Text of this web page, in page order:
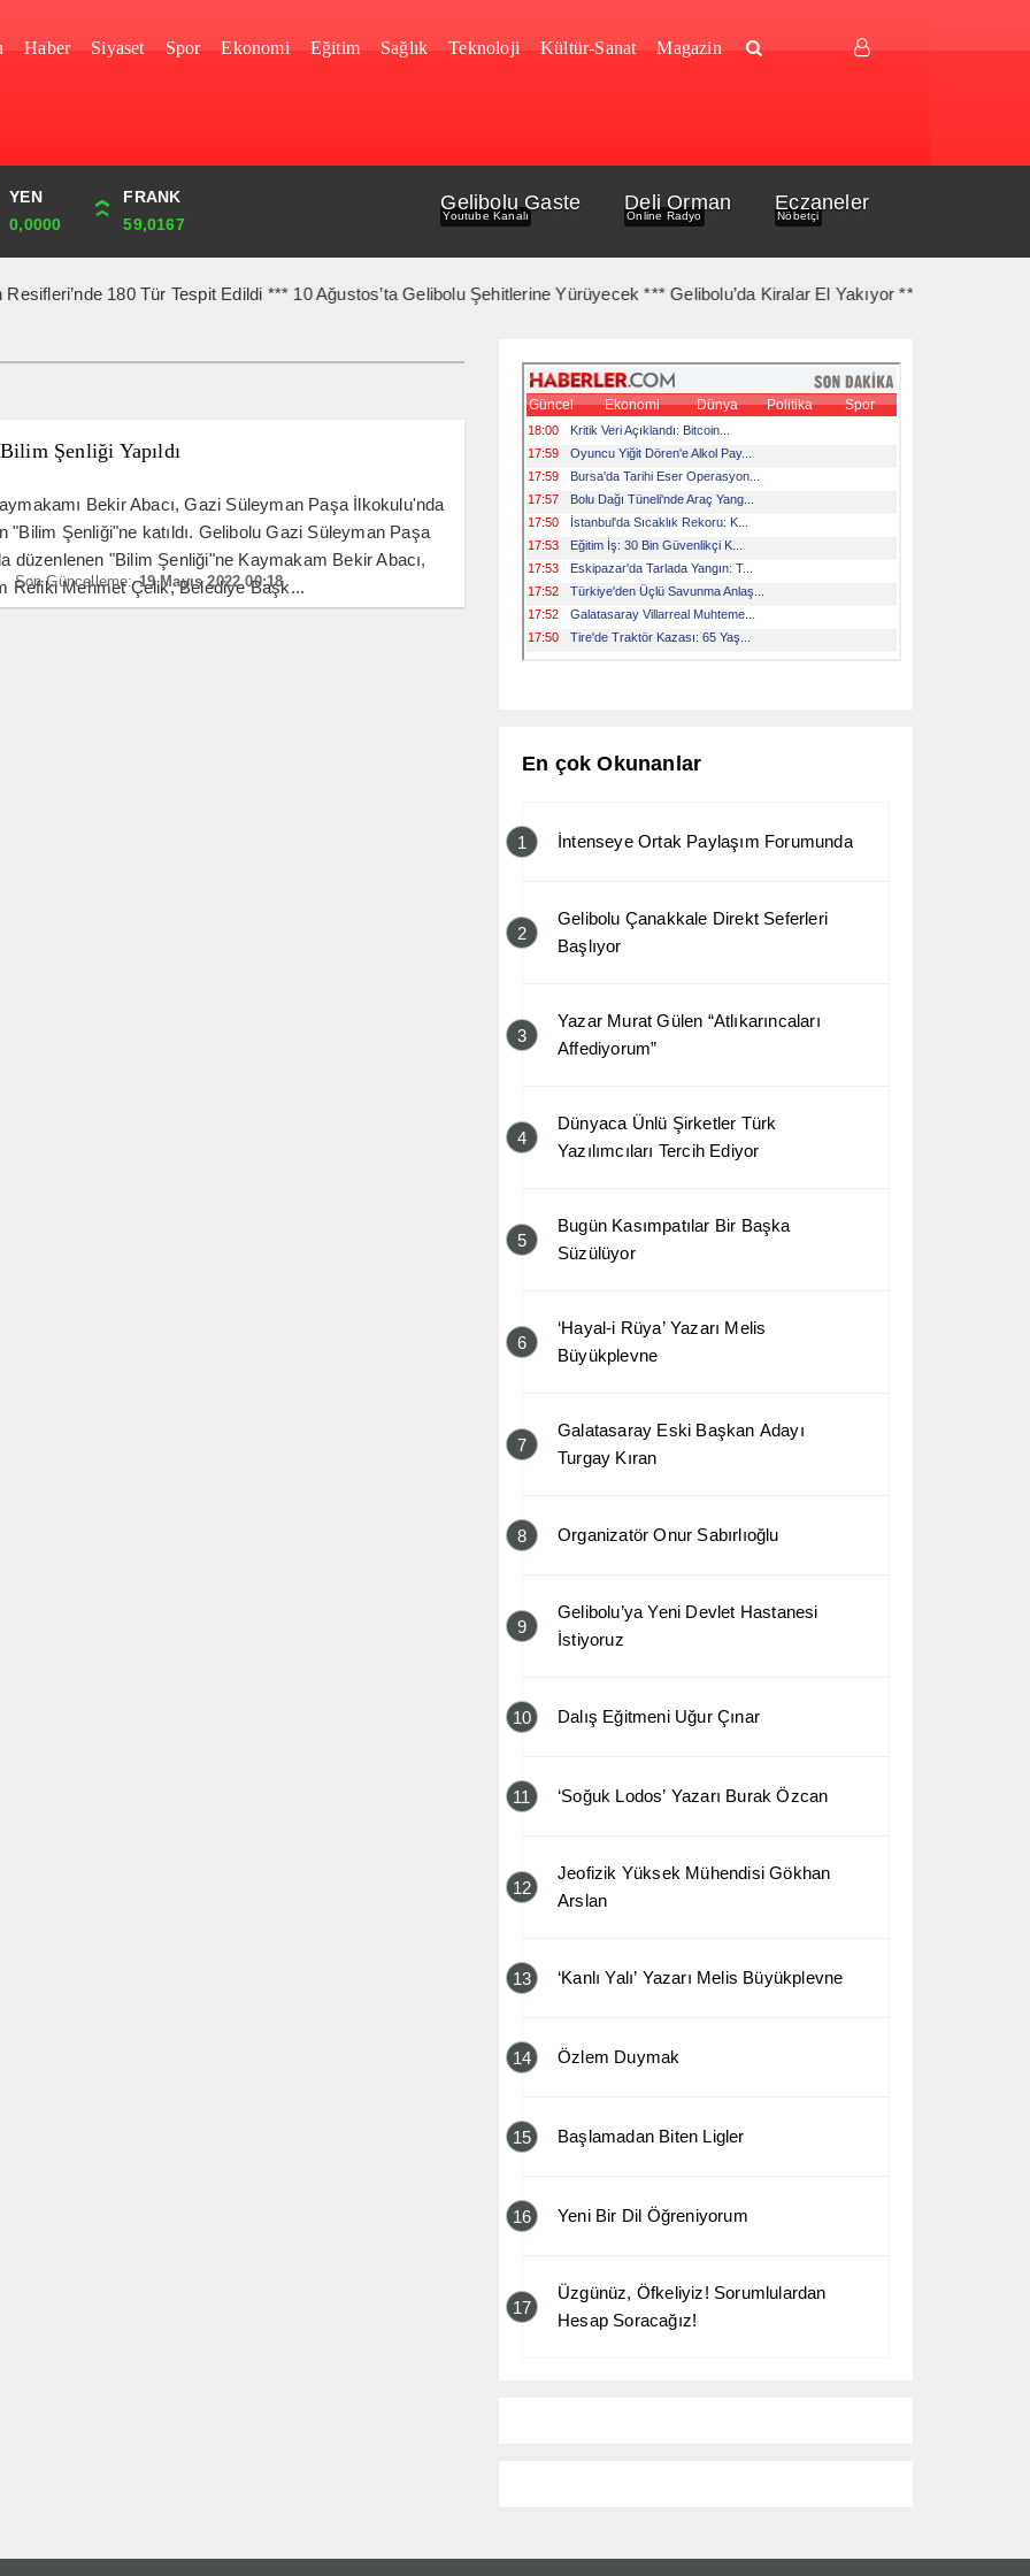
Haber Siyaset Spor Ekonomi Eğitim Sağlık Teknoloji Kültür-Sanat Magazin
YEN
0,0000
FRANK
59,0167
CUMHURİYET
44,829,00
Gelibolu Gaste
Youtube Kanalı
Deli Orman
Online Radyo
Eczaneler
Nöbetçi
180 Tür Tespit Edildi *** 10 Ağustos’ta Gelibolu Şehitlerine Yürüyecek *** Gelibolu’da Kiralar El Yakıyor *** Gelibolu
Şenliği Yapıldı
Bekir Abacı, Gazi Süleyman Paşa İlkokulu'nda
"Bilim Şenliği"ne katıldı. Gelibolu Gazi Süleyman Paşa
düzenlenen "Bilim Şenliği"ne Kaymakam Bekir Abacı,
Refiki Mehmet Çelik, Belediye Başk...
Son Güncelleme: 19 Mayıs 2022 00:18
En çok Okunanlar
1 İntenseye Ortak Paylaşım Forumunda
2
Gelibolu Çanakkale Direkt Seferleri
Başlıyor
3
Yazar Murat Gülen “Atlıkarıncaları
Affediyorum”
4
Dünyaca Ünlü Şirketler Türk
Yazılımcıları Tercih Ediyor
5
Bugün Kasımpatılar Bir Başka
Süzülüyor
6
‘Hayal-i Rüya’ Yazarı Melis
Büyükplevne
7
Galatasaray Eski Başkan Adayı
Turgay Kıran
8 Organizatör Onur Sabırlıoğlu
9
Gelibolu’ya Yeni Devlet Hastanesi
İstiyoruz
10 Dalış Eğitmeni Uğur Çınar
11 ‘Soğuk Lodos’ Yazarı Burak Özcan
12
Jeofizik Yüksek Mühendisi Gökhan
Arslan
13 ‘Kanlı Yalı’ Yazarı Melis Büyükplevne
14 Özlem Duymak
15 Başlamadan Biten Ligler
16 Yeni Bir Dil Öğreniyorum
17
Üzgünüz, Öfkeliyiz! Sorumlulardan
Hesap Soracağız!